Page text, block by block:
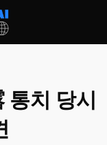
통치 당시